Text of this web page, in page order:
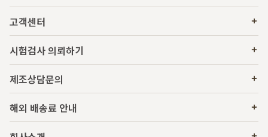
고객센터
시험검사 의뢰하기
제조상담문의
해외 배송료 안내